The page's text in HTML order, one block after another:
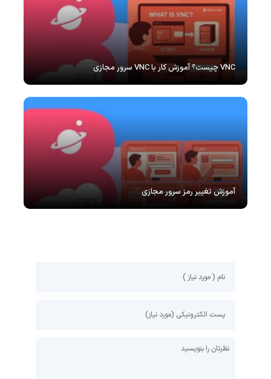
VNC چیست؟ آموزش کار با VNC سرور مجازی
آموزش تغییر رمز سرور مجازی